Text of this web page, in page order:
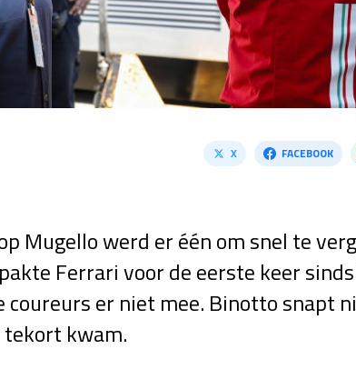
X FACEBOOK
Mugello werd er één om snel te
Ferrari voor de eerste keer
coureurs er niet mee. Binotto snapt
kwam.